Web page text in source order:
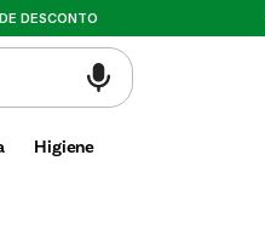
$30
Higiene